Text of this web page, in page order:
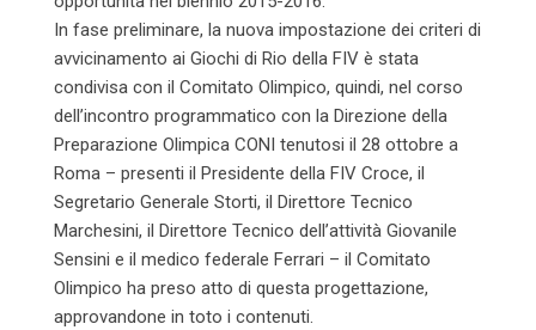
In fase preliminare, la nuova impostazione dei criteri di
avvicinamento ai Giochi di Rio della FIV è stata
condivisa con il Comitato Olimpico, quindi, nel corso
dell’incontro programmatico con la Direzione della
Preparazione Olimpica CONI tenutosi il 28 ottobre a
Roma – presenti il Presidente della FIV Croce, il
Segretario Generale Storti, il Direttore Tecnico
Marchesini, il Direttore Tecnico dell’attività Giovanile
Sensini e il medico federale Ferrari – il Comitato
Olimpico ha preso atto di questa progettazione,
approvandone in toto i contenuti.